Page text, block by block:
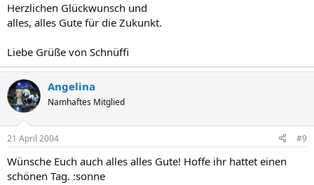
Herzlichen Glückwunsch und
alles, alles Gute für die Zukunkt.
Liebe Grüße von Schnüffi
Angelina
Namhaftes Mitglied
21 April 2004 #9
Wünsche Euch auch alles alles Gute! Hoffe ihr hattet einen
schönen Tag. :sonne